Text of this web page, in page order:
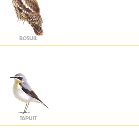
BOSUIL
TAPUIT